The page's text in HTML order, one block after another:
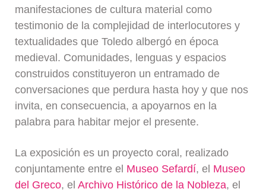
manifestaciones de cultura material como
testimonio de la complejidad de interlocutores y
textualidades que Toledo albergó en época
medieval. Comunidades, lenguas y espacios
construidos constituyeron un entramado de
conversaciones que perdura hasta hoy y que nos
invita, en consecuencia, a apoyarnos en la
palabra para habitar mejor el presente.
La exposición es un proyecto coral, realizado
conjuntamente entre el Museo Sefardí, el Museo
del Greco, elArchivo Histórico de la Nobleza, el